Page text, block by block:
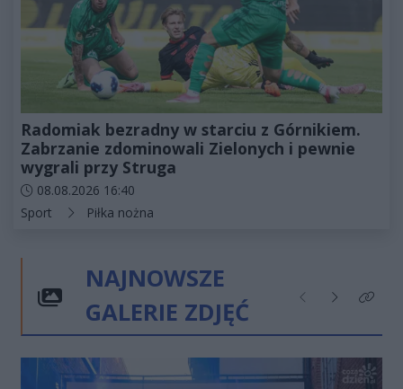
Radomiak bezradny w starciu z Górnikiem.
Zabrzanie zdominowali Zielonych i pewnie
wygrali przy Struga
Data dodania artykułu:
08.08.2026 16:40
Kategorie artykułu:
Sport Piłka nożna
NAJNOWSZE
GALERIE ZDJĘĆ
Poprzednie
NastępneKliknij